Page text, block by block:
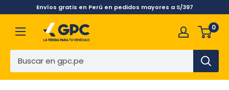
Envíos gratis en Perú en pedidos mayores a S/397
0